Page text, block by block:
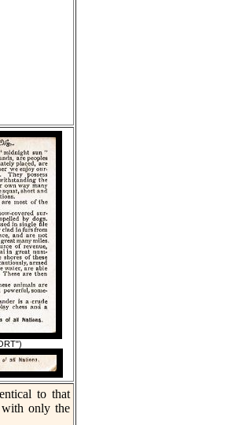
to that
only the